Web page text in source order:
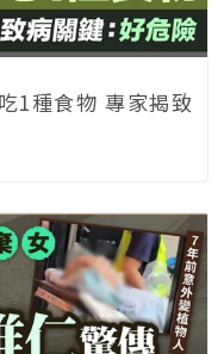
1種食物 專家揭致